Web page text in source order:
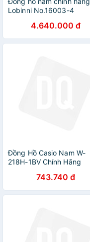
Lobinni No.16003-4
4.640.000 đ
Đồng Hồ Casio Nam W-
218H-1BV Chính Hãng
743.740 đ